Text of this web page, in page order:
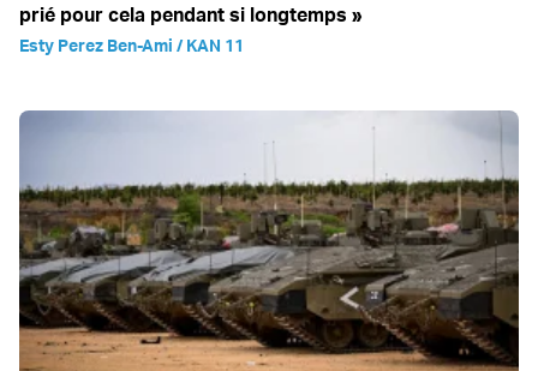
prié pour cela pendant si longtemps »
Esty Perez Ben-Ami / KAN 11